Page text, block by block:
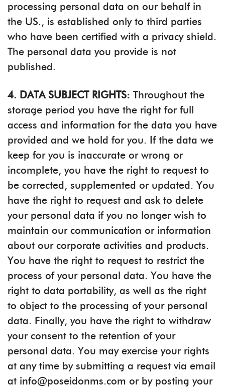
processing personal data on our behalf in
the US., is established only to third parties
who have been certified with a privacy shield.
The personal data you provide is not
published.
4. DATA SUBJECT RIGHTS: Throughout the
storage period you have the right for full
access and information for the data you have
provided and we hold for you. If the data we
keep for you is inaccurate or wrong or
incomplete, you have the right to request to
be corrected, supplemented or updated. You
have the right to request and ask to delete
your personal data if you no longer wish to
maintain our communication or information
about our corporate activities and products.
You have the right to request to restrict the
process of your personal data. You have the
right to data portability, as well as the right
to object to the processing of your personal
data. Finally, you have the right to withdraw
your consent to the retention of your
personal data. You may exercise your rights
at any time by submitting a request via email
at info@poseidonms.com or by posting your